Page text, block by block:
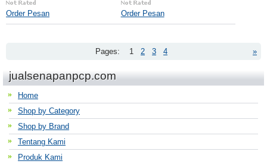
Order Pesan Order Pesan
»
Pages: 1 2 3 4
jualsenapanpcp.com
Home
Shop by Category
Shop by Brand
Tentang Kami
Produk Kami